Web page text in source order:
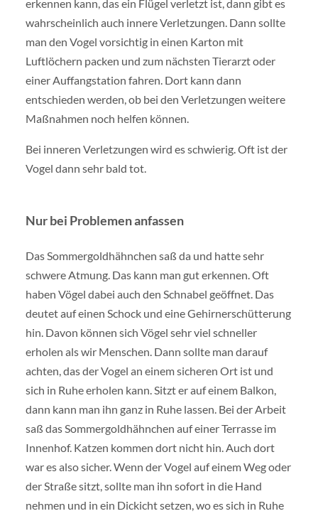
erkennen kann, das ein Flügel verletzt ist, dann gibt es
wahrscheinlich auch innere Verletzungen. Dann sollte
man den Vogel vorsichtig in einen Karton mit
Luftlöchern packen und zum nächsten Tierarzt oder
einer Auffangstation fahren. Dort kann dann
entschieden werden, ob bei den Verletzungen weitere
Maßnahmen noch helfen können.
Bei inneren Verletzungen wird es schwierig. Oft ist der
Vogel dann sehr bald tot.
Nur bei Problemen anfassen
Das Sommergoldhähnchen saß da und hatte sehr
schwere Atmung. Das kann man gut erkennen. Oft
haben Vögel dabei auch den Schnabel geöffnet. Das
deutet auf einen Schock und eine Gehirnerschütterung
hin. Davon können sich Vögel sehr viel schneller
erholen als wir Menschen. Dann sollte man darauf
achten, das der Vogel an einem sicheren Ort ist und
sich in Ruhe erholen kann. Sitzt er auf einem Balkon,
dann kann man ihn ganz in Ruhe lassen. Bei der Arbeit
saß das Sommergoldhähnchen auf einer Terrasse im
Innenhof. Katzen kommen dort nicht hin. Auch dort
war es also sicher. Wenn der Vogel auf einem Weg oder
der Straße sitzt, sollte man ihn sofort in die Hand
nehmen und in ein Dickicht setzen, wo es sich in Ruhe